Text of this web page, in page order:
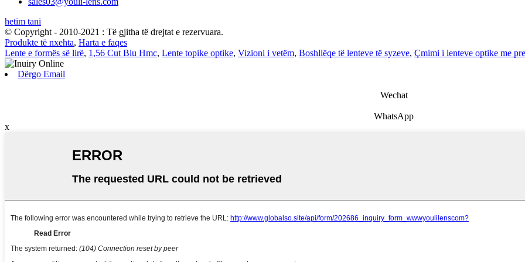
hetim tani
© Copyright - 2010-2021 : Të gjitha të drejtat e rezervuara.
Produkte të nxehta, Harta e faqes
Lente e formës së lirë, 1,56 Cut Blu Hmc, Lente topike optike, Vizioni i vetëm, Boshllëqe të lenteve të syzeve, Çmimi i lenteve optike me
Dërgo Email
Wechat
WhatsApp
x